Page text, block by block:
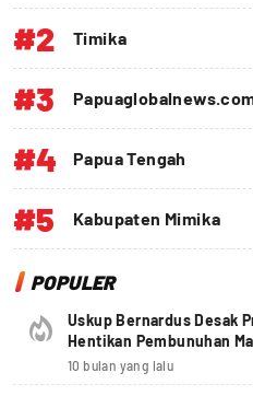
#2 Timika
#3
#4 Papua Tengah
#5 Kabupaten Mimika
POPULER
Uskup Bernardus Desak
Hentikan Pembunuhan
10 bulan yang lalu